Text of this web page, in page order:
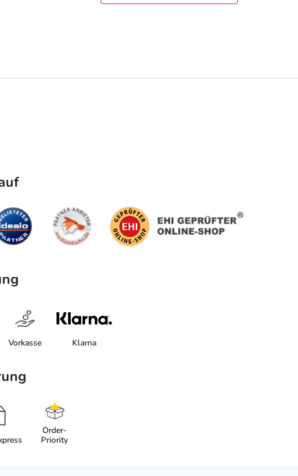
Vorkasse Klarna
Order-
Priority